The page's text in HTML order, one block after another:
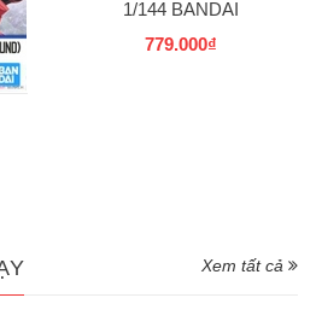
1/144 BANDAI
779.000₫
Xem tất cả